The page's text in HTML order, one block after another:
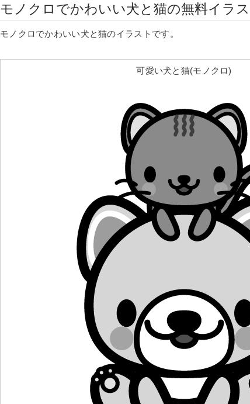
モノクロでかわいい犬と猫の無料イラ
モノクロでかわいい犬と猫のイラストです。
可愛い犬と猫(モノクロ)